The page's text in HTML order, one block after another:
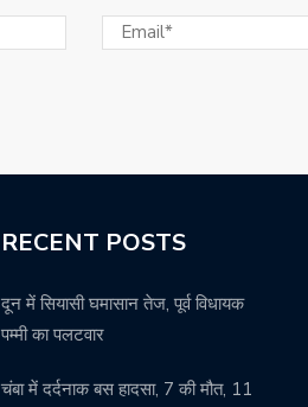
RECENT POSTS
दून में सियासी घमासान तेज, पूर्व विधायक
पम्मी का पलटवार
चंबा में दर्दनाक बस हादसा, 7 की मौत, 11